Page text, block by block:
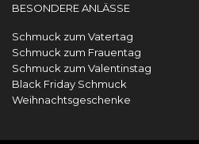
BESONDERE ANLÄSSE
Schmuck zum Vatertag
Schmuck zum Frauentag
Schmuck zum Valentinstag
Black Friday Schmuck
Weihnachtsgeschenke